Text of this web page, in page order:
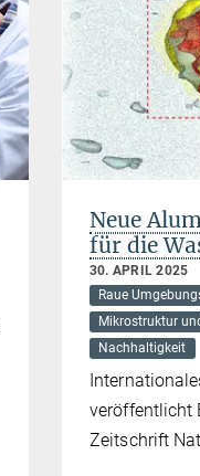
Neue
für die
30. APRIL 2025
Raue
Mikrostruktur
Nachhaltigkeit
veröffentlicht
Zeitschrift